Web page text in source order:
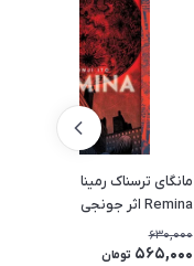
مانگای ترسناک رمینا - مانگا
Remina اثر جونجی ایتو
630,000
565,000 تومان